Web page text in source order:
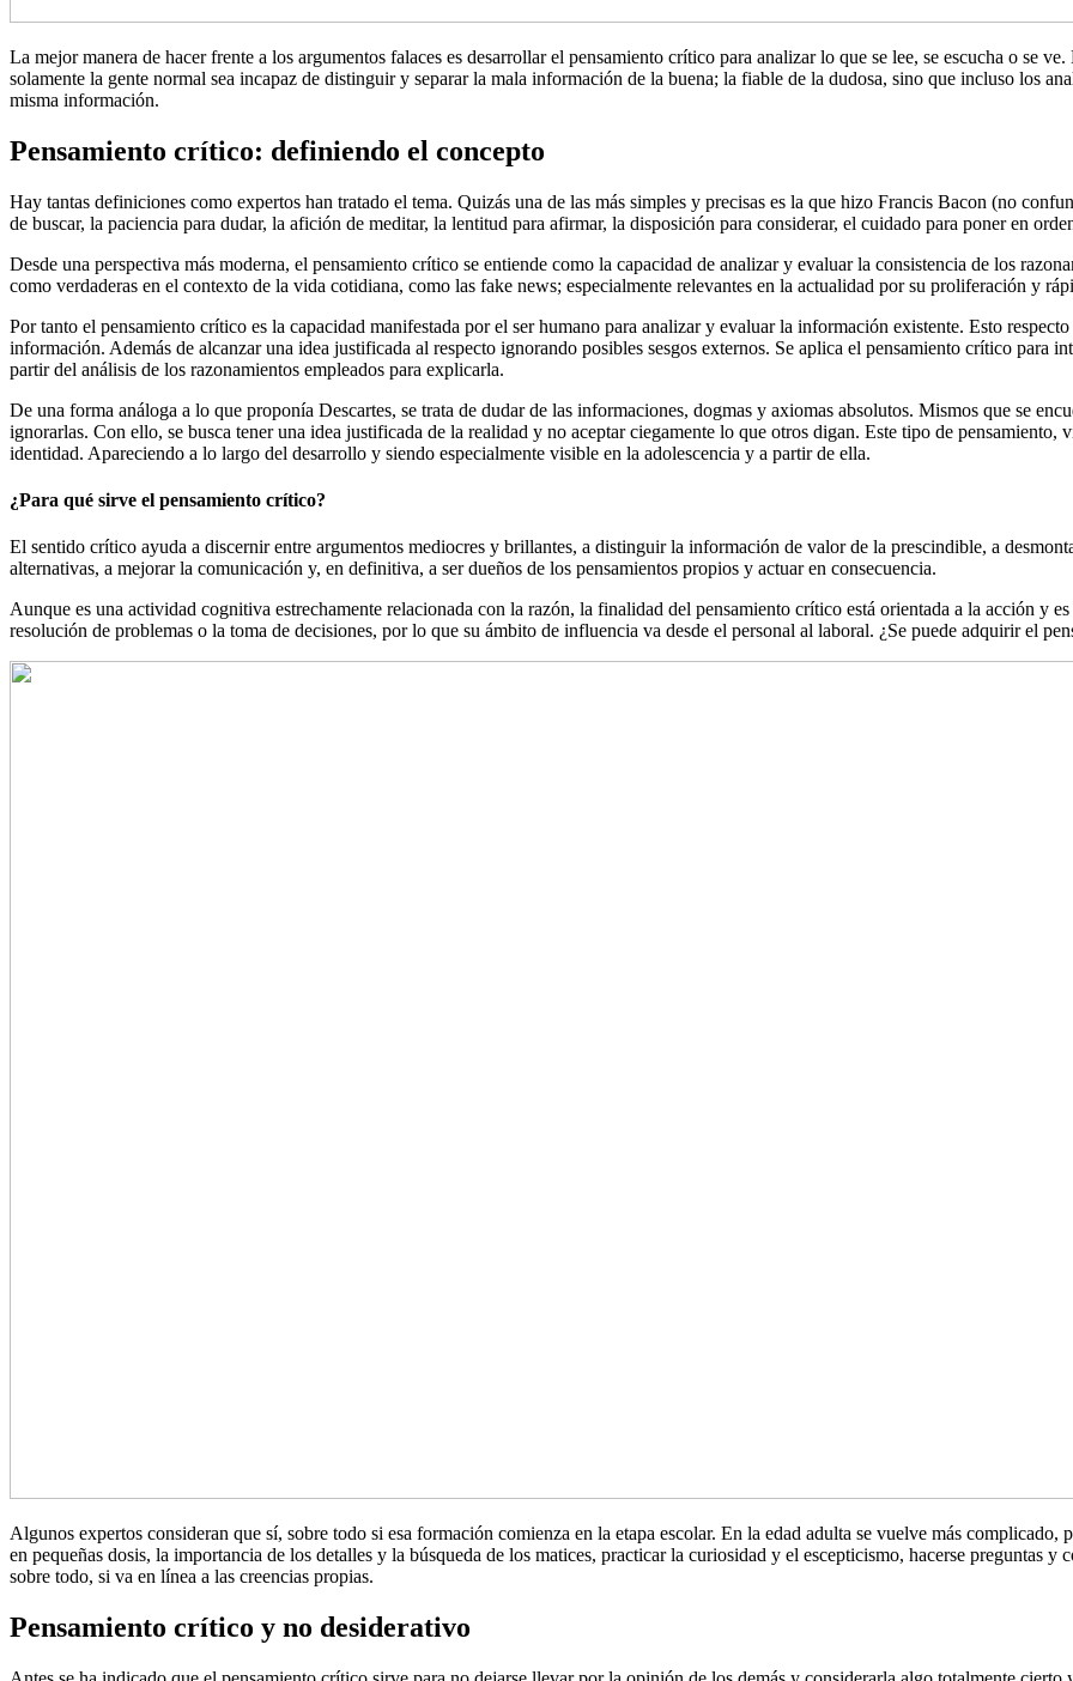
La mejor manera de hacer frente a los argumentos falaces es desarrollar el pensamiento crítico para analizar lo que se lee, se escucha o se
solamente la gente normal sea incapaz de distinguir y separar la mala información de la buena; la fiable de la dudosa, sino que incluso los
misma información.
Pensamiento crítico: definiendo el concepto
Hay tantas definiciones como expertos han tratado el tema. Quizás una de las más simples y precisas es la que hizo Francis Bacon (no
de buscar, la paciencia para dudar, la afición de meditar, la lentitud para afirmar, la disposición para considerar, el cuidado para poner en
Desde una perspectiva más moderna, el pensamiento crítico se entiende como la capacidad de analizar y evaluar la consistencia de los
como verdaderas en el contexto de la vida cotidiana, como las fake news; especialmente relevantes en la actualidad por su proliferación y
Por tanto el pensamiento crítico es la capacidad manifestada por el ser humano para analizar y evaluar la información existente. Esto
información. Además de alcanzar una idea justificada al respecto ignorando posibles sesgos externos. Se aplica el pensamiento crítico para
partir del análisis de los razonamientos empleados para explicarla.
De una forma análoga a lo que proponía Descartes, se trata de dudar de las informaciones, dogmas y axiomas absolutos. Mismos que se
ignorarlas. Con ello, se busca tener una idea justificada de la realidad y no aceptar ciegamente lo que otros digan. Este tipo de
identidad. Apareciendo a lo largo del desarrollo y siendo especialmente visible en la adolescencia y a partir de ella.
¿Para qué sirve el pensamiento crítico?
El sentido crítico ayuda a discernir entre argumentos mediocres y brillantes, a distinguir la información de valor de la prescindible, a
alternativas, a mejorar la comunicación y, en definitiva, a ser dueños de los pensamientos propios y actuar en consecuencia.
Aunque es una actividad cognitiva estrechamente relacionada con la razón, la finalidad del pensamiento crítico está orientada a la acción y
resolución de problemas o la toma de decisiones, por lo que su ámbito de influencia va desde el personal al laboral. ¿Se puede adquirir el
Algunos expertos consideran que sí, sobre todo si esa formación comienza en la etapa escolar. En la edad adulta se vuelve más
en pequeñas dosis, la importancia de los detalles y la búsqueda de los matices, practicar la curiosidad y el escepticismo, hacerse preguntas y
sobre todo, si va en línea a las creencias propias.
Pensamiento crítico y no desiderativo